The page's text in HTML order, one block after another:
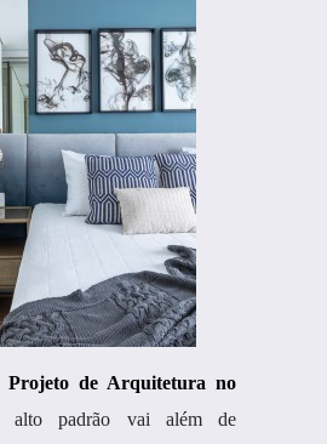
Projeto de Arquitetura no
alto padrão vai além de